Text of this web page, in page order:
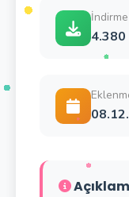
İndirme
4.380